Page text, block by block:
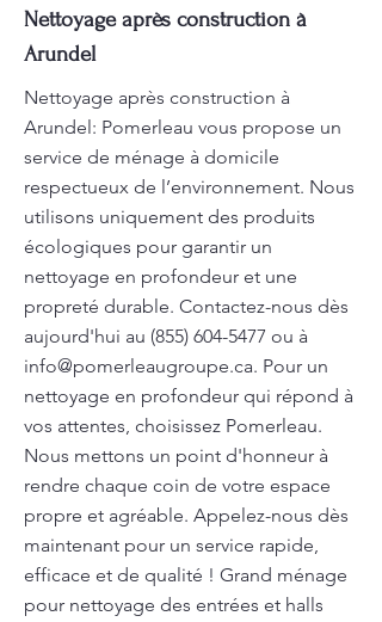
Nettoyage après construction à
Arundel
Nettoyage après construction à
Arundel: Pomerleau vous propose un
service de ménage à domicile
respectueux de l’environnement. Nous
utilisons uniquement des produits
écologiques pour garantir un
nettoyage en profondeur et une
propreté durable. Contactez-nous dès
aujourd'hui au (855) 604-5477 ou à
info@pomerleaugroupe.ca. Pour un
nettoyage en profondeur qui répond à
vos attentes, choisissez Pomerleau.
Nous mettons un point d'honneur à
rendre chaque coin de votre espace
propre et agréable. Appelez-nous dès
maintenant pour un service rapide,
efficace et de qualité ! Grand ménage
pour nettoyage des entrées et halls